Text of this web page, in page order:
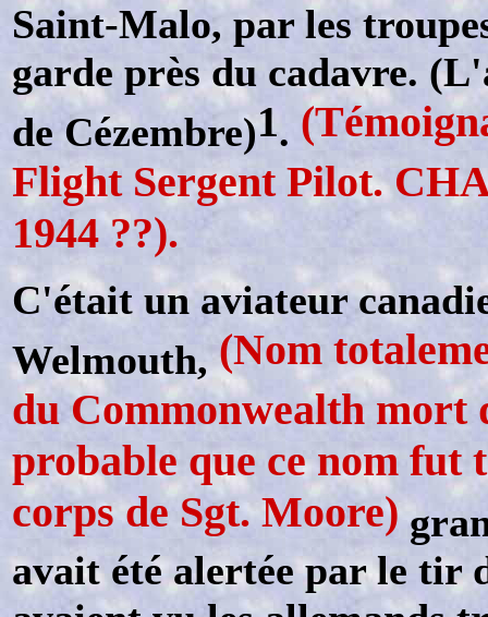
Saint-Malo, par les
garde près du cadavre.
de Cézembre)1.
Flight Sergent Pilot.
1944 ??).
C'était un aviateur
Welmouth,(Nom
du Commonwealth
probable que ce nom fut
corps de Sgt. Moore)
avait été alertée par le tir